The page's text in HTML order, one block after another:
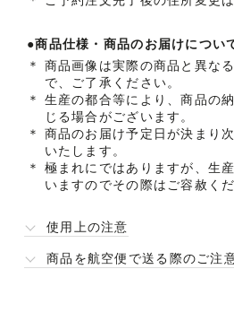
●商品仕様・商品のお届けについ
＊
商品画像は実際の商品と異な
で、ご了承ください。
＊
生産の都合等により、商品の
じる場合がございます。
＊
商品のお届け予定日が決まり
いたします。
＊
極まれにではありますが、生
いますのでその際はご容赦くだ
使用上の注意
商品を航空便で送る際のご注